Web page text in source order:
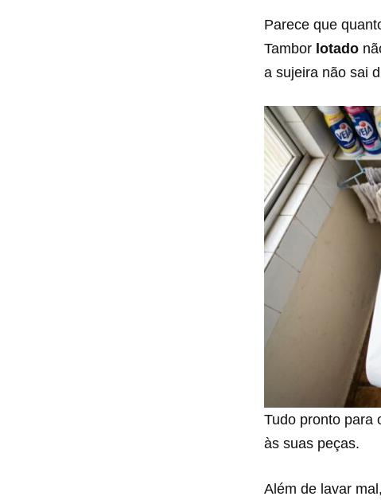
Parece que
Tambor lotado
a sujeira não sai
Tudo pronto para
às suas peças.
Além de lavar